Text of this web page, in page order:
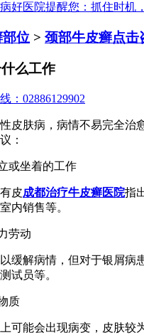
好医院提醒您： 抓住时机
位 > 颈部牛皮癣点击
么工作
：02886129902
皮肤病，病情不易完全治
：
或坐着的工作
皮成都治疗牛皮癣医院指
内销售等。
劳动
缓解病情，但对于银屑病
试员等。
质
可能会出现病变，皮肤较